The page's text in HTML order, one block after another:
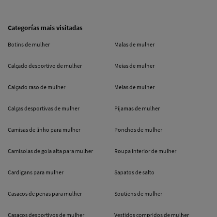
Categorías mais visitadas
Botins de mulher
Calçado desportivo de mulher
Calçado raso de mulher
Calças desportivas de mulher
Camisas de linho para mulher
Camisolas de gola alta para mulher
Cardigans para mulher
Casacos de penas para mulher
Casacos desportivos de mulher
Malas de mulher
Meias de mulher
Meias de mulher
Pijamas de mulher
Ponchos de mulher
Roupa interior de mulher
Sapatos de salto
Soutiens de mulher
Vestidos compridos de mulher